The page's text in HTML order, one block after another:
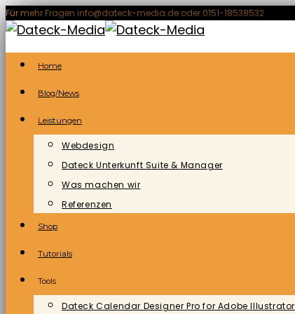
Zum
Inhalt
springen
Für mehr Fragen info@dateck-media.de oder 0151-18538532
Home
Blog/News
Leistungen
Webdesign
Dateck Unterkunft Suite & Manager
Was machen wir
Referenzen
Shop
Tutorials
Tools
Dateck Calendar Designer Pro for Adobe Illustrator